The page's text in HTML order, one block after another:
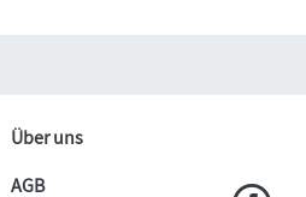
Über uns
AGB